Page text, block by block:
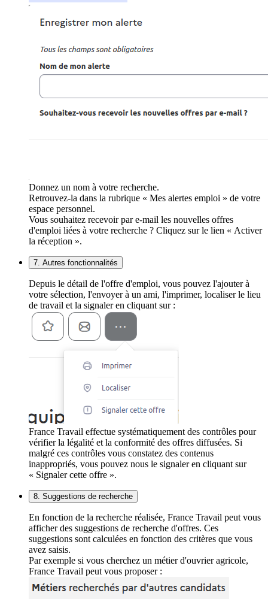
Donnez un nom à votre recherche.
Retrouvez-la dans la rubrique « Mes alertes emploi » de votre
espace personnel.
Vous souhaitez recevoir par e-mail les nouvelles offres
d'emploi liées à votre recherche ? Cliquez sur le lien « Activer
la réception ».
7. Autres fonctionnalités
Depuis le détail de l'offre d'emploi, vous pouvez l'ajouter à
votre sélection, l'envoyer à un ami, l'imprimer, localiser le lieu
de travail et la signaler en cliquant sur :
France Travail effectue systématiquement des contrôles pour
vérifier la légalité et la conformité des offres diffusées. Si
malgré ces contrôles vous constatez des contenus
inappropriés, vous pouvez nous le signaler en cliquant sur
« Signaler cette offre ».
8. Suggestions de recherche
En fonction de la recherche réalisée, France Travail peut vous
afficher des suggestions de recherche d'offres. Ces
suggestions sont calculées en fonction des critères que vous
avez saisis.
Par exemple si vous cherchez un métier d'ouvrier agricole,
France Travail peut vous proposer :